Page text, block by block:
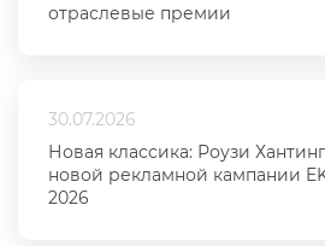
отраслевые премии
30.07.2026
Новая классика: Роузи
новой рекламной кампании
2026